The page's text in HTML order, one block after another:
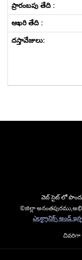
వెబ్ సైట్ లో
©జిల్లా
ఎలక్ట్రానిక్స్ అండ్
చివరిగా